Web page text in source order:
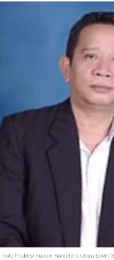
Foto Praktisi hukum Sumatera Utara Erwin